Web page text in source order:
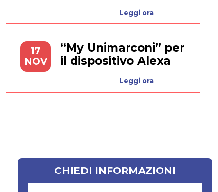
Leggi ora
17
NOV
“My Unimarconi” per
il dispositivo Alexa
Leggi ora
CHIEDI INFORMAZIONI